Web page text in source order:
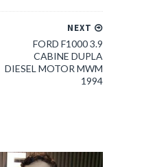
NEXT
FORD F1000 3.9
CABINE DUPLA
DIESEL MOTOR MWM
1994